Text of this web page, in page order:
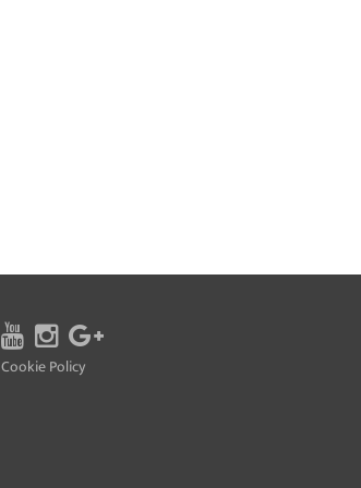
Cookie Policy